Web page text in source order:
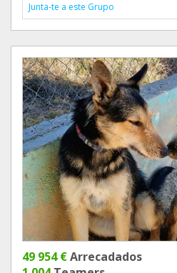
Junta-te a este Grupo
49 954 €Arrecadados